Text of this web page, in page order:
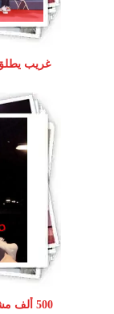
غريب
500